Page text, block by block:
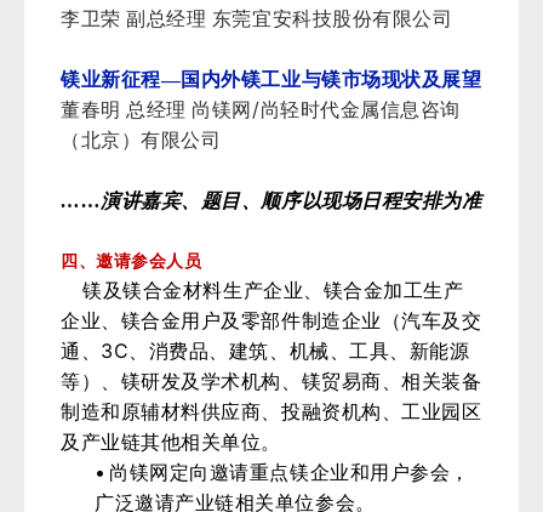
李卫荣 副总经理 东莞宜安科技股份有限公司
镁业新征程—国内外镁工业与镁市场现状及展望
董春明 总经理 尚镁网 /尚轻时代金属信息咨询
（北京）有限公司
……演讲嘉宾、题目、顺序以现场日程安排为准
四、邀请参会人员
镁及镁合金材料生产企业、镁合金加工生产
企业、镁合金用户及零部件制造企业（汽车及交
通、 3C 、消费品、建筑、机械、工具、新能源
等）、镁研发及学术机构、镁贸易商、相关装备
制造和原辅材料供应商、投融资机构、工业园区
及产业链其他相关单位。
• 尚镁网定向邀请重点镁企业和用户参会，
广泛邀请产业链相关单位参会。